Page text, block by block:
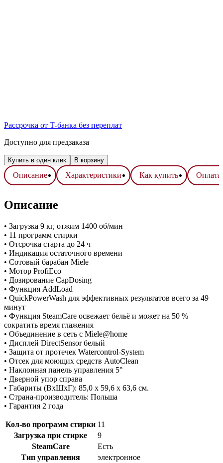
Рассрочка от Т-банка без переплат
Доступно для предзаказа
Купить в один клик В корзину
Описание Характеристики Как купить Оплата
Описание
• Загрузка 9 кг, отжим 1400 об/мин
• 11 программ стирки
• Отсрочка старта до 24 ч
• Индикация остаточного времени
• Сотовый барабан Miele
• Мотор ProfiEco
• Дозирование CapDosing
• Функция AddLoad
• QuickPowerWash для эффективных результатов всего за 49
минут
• Функция SteamCare освежает бельё и может на 50 %
сократить время глажения
• Объединение в сеть с Miele@home
• Дисплей DirectSensor белый
• Защита от протечек Watercontrol-System
• Отсек для моющих средств AutoClean
• Наклонная панель управления 5°
• Дверной упор справа
• Габариты (ВхШхГ): 85,0 x 59,6 x 63,6 см.
• Страна-производитель: Польша
• Гарантия 2 года
Кол-во программ стирки 11
Загрузка при стирке
9
SteamCare
Есть
Тип управления
электронное